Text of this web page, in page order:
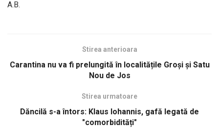
A.B.
Stirea anterioara
Carantina nu va fi prelungită în localitățile Groși și Satu
Nou de Jos
Stirea urmatoare
Dăncilă s-a întors: Klaus Iohannis, gafă legată de
"comorbidități"